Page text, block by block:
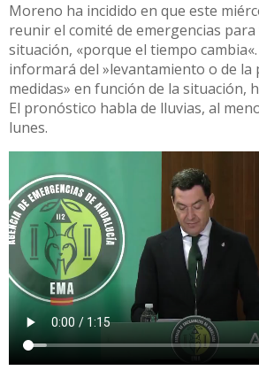
Moreno ha incidido en que este
reunir el comité de emergencias
situación, «porque el tiempo
informará del »levantamiento o de la
medidas» en función de la situación,
El pronóstico habla de lluvias, al
lunes.